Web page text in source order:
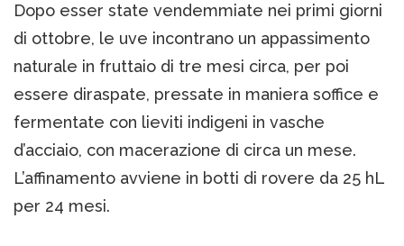
Dopo esser state vendemmiate nei primi giorni
di ottobre, le uve incontrano un appassimento
naturale in fruttaio di tre mesi circa, per poi
essere diraspate, pressate in maniera soffice e
fermentate con lieviti indigeni in vasche
d’acciaio, con macerazione di circa un mese.
L’affinamento avviene in botti di rovere da 25 hL
per 24 mesi.